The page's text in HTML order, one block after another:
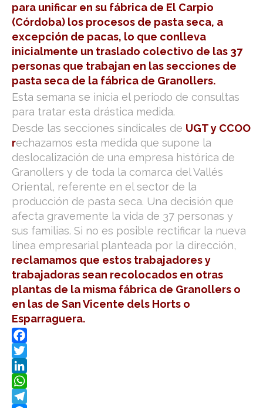
para unificar en su fábrica de El Carpio
(Córdoba) los procesos de pasta seca, a
excepción de pacas, lo que conlleva
inicialmente un traslado colectivo de las 37
personas que trabajan en las secciones de
pasta seca de la fábrica de Granollers.
Esta semana se inicia el periodo de consultas
para tratar esta drástica medida.
Desde las secciones sindicales de UGT y CCOO
rechazamos esta medida que supone la
deslocalización de una empresa histórica de
Granollers y de toda la comarca del Vallés
Oriental, referente en el sector de la
producción de pasta seca. Una decisión que
afecta gravemente la vida de 37 personas y
sus familias. Si no es posible rectificar la nueva
línea empresarial planteada por la dirección,
reclamamos que estos trabajadores y
trabajadoras sean recolocados en otras
plantas de la misma fábrica de Granollers o
en las de San Vicente dels Horts o
Esparraguera.
F
a
c
e
T
w
L
W